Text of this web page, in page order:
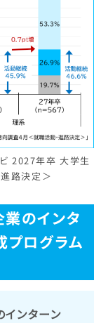
ビ 2027年卒 大学生
路決定＞
のインタ
プログラム
ンターン